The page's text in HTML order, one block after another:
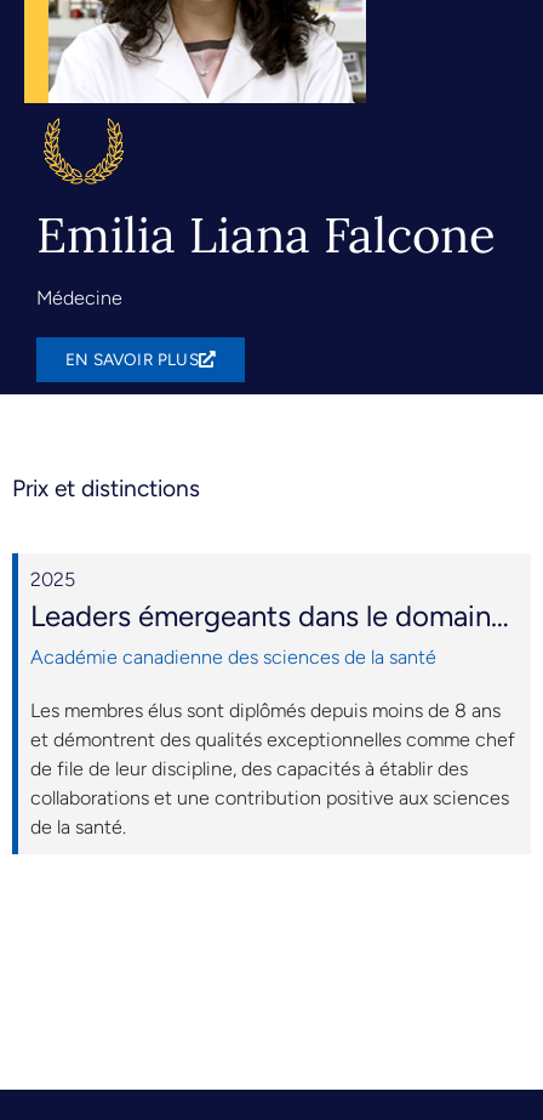
Emilia Liana Falcone
Médecine
EN SAVOIR PLUS
Prix et distinctions
2025
Leaders émergeants dans le domaine des sciences de la santé
Académie canadienne des sciences de la santé
Les membres élus sont diplômés depuis moins de 8 ans
et démontrent des qualités exceptionnelles comme chef
de file de leur discipline, des capacités à établir des
collaborations et une contribution positive aux sciences
de la santé.